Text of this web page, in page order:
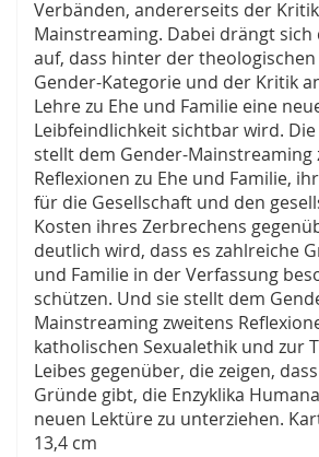
Verbänden, andererseits der
Mainstreaming. Dabei drängt
auf, dass hinter der
Gender-Kategorie und der Kritik
Lehre zu Ehe und Familie eine
Leibfeindlichkeit sichtbar wird.
stellt dem Gender-Mainstreaming
Reflexionen zu Ehe und Familie,
für die Gesellschaft und den
Kosten ihres Zerbrechens
deutlich wird, dass es zahlreiche
und Familie in der Verfassung
schützen. Und sie stellt dem
Mainstreaming zweitens
katholischen Sexualethik und zur
Leibes gegenüber, die zeigen,
Gründe gibt, die Enzyklika
neuen Lektüre zu unterziehen.
13,4 cm